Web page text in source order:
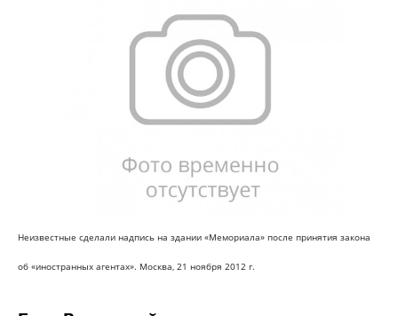
Неизвестные сделали надпись на здании «Мемориала» после принятия закона
об «иностранных агентах». Москва, 21 ноября 2012 г.